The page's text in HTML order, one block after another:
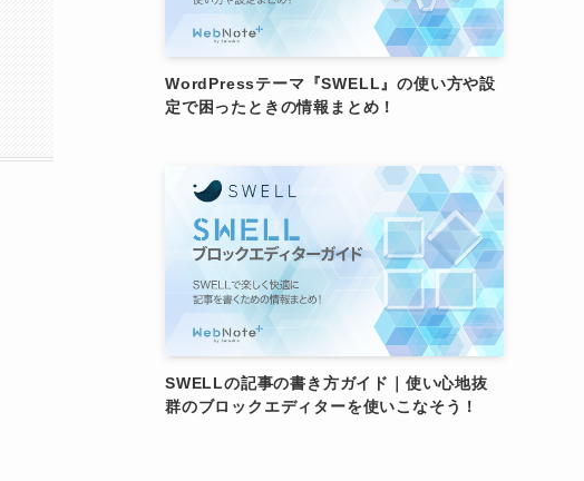
WordPressテーマ『SWELL』の使い方や設
定で困ったときの情報まとめ！
SWELLの記事の書き方ガイド｜使い心地抜
群のブロックエディターを使いこなそう！